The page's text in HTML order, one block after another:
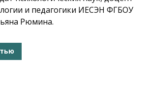
и педагогики ИЕСЭН ФГБОУ
Рюмина.